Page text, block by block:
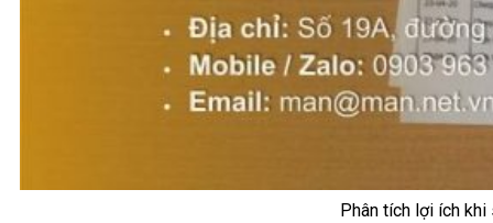
Phân tích lợi ích